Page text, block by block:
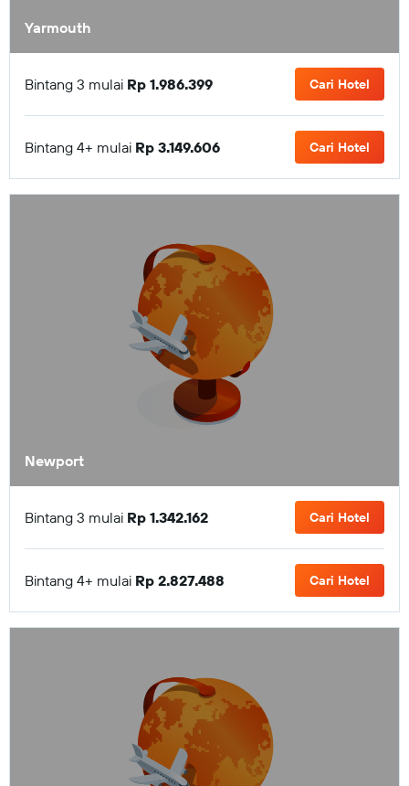
Yarmouth
Bintang 3 mulai Rp 1.986.399 Cari Hotel
Bintang 4+ mulai Rp 3.149.606 Cari Hotel
Newport
Bintang 3 mulai Rp 1.342.162 Cari Hotel
Bintang 4+ mulai Rp 2.827.488 Cari Hotel